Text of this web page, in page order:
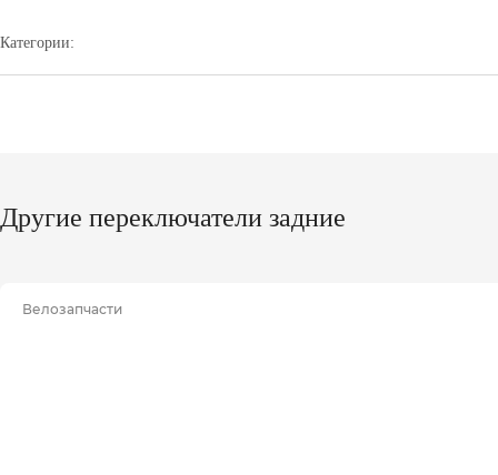
Категории:
Другие переключатели задние
Велозапчасти